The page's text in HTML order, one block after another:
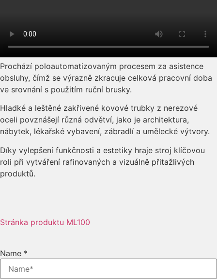
Prochází poloautomatizovaným procesem za asistence
obsluhy, čímž se výrazně zkracuje celková pracovní doba
ve srovnání s použitím ruční brusky.
Hladké a leštěné zakřivené kovové trubky z nerezové
oceli povznášejí různá odvětví, jako je architektura,
nábytek, lékařské vybavení, zábradlí a umělecké výtvory.
Díky vylepšení funkčnosti a estetiky hraje stroj klíčovou
roli při vytváření rafinovaných a vizuálně přitažlivých
produktů.
Stránka produktu ML100
Name *